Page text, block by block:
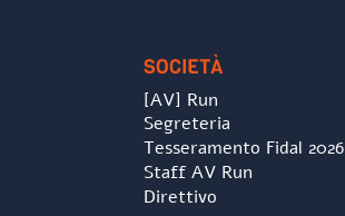
SOCIETÀ
[AV] Run
Segreteria
Tesseramento Fidal 2026
Staff AV Run
Direttivo